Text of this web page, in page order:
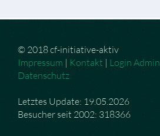
© 2018 cf-initiative-aktiv
Impressum | Kontakt | Login Admin
Datenschutz
Letztes Update: 19.05.2026
Besucher seit 2002: 318366